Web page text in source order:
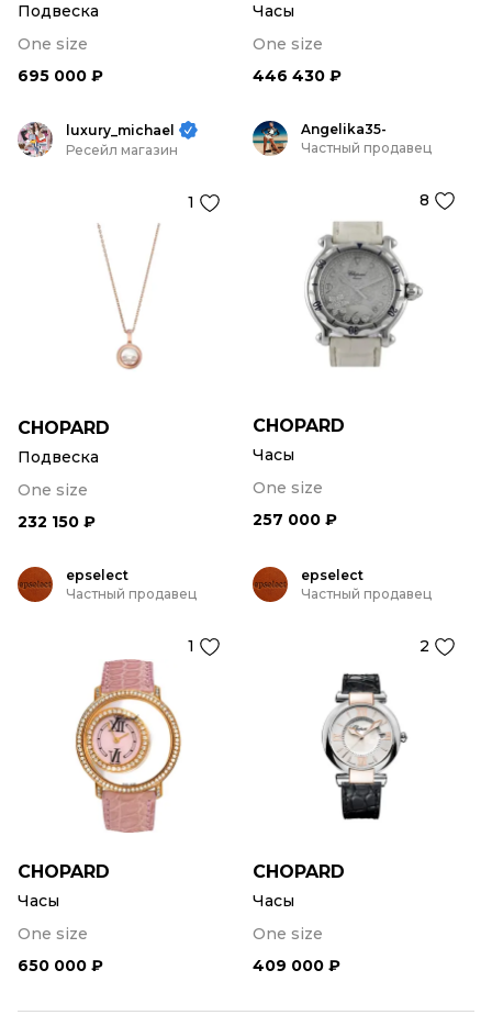
Подвеска
One size
695 000 ₽
Часы
One size
446 430 ₽
luxury_michael
Ресейл магазин
1
CHOPARD
Подвеска
One size
232 150 ₽
Angelika35-
Частный продавец
8
CHOPARD
Часы
One size
257 000 ₽
epselect
Частный продавец
1
CHOPARD
Часы
One size
650 000 ₽
epselect
Частный продавец
2
CHOPARD
Часы
One size
409 000 ₽